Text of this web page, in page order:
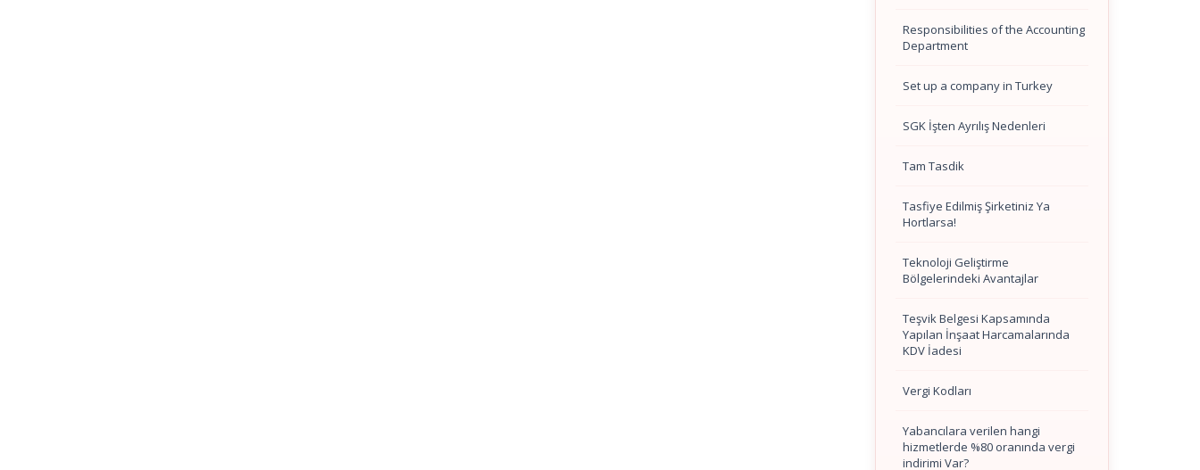
Responsibilities of the Accounting
Department
Set up a company in Turkey
SGK İşten Ayrılış Nedenleri
Tam Tasdik
Tasfiye Edilmiş Şirketiniz Ya
Hortlarsa!
Teknoloji Geliştirme
Bölgelerindeki Avantajlar
Teşvik Belgesi Kapsamında
Yapılan İnşaat Harcamalarında
KDV İadesi
Vergi Kodları
Yabancılara verilen hangi
hizmetlerde %80 oranında vergi
indirimi Var?